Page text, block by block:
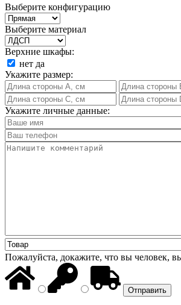
Выберите конфигурацию
Выберите материал
Верхние шкафы:
нет да
Укажите размер:
Укажите личные данные:
Пожалуйста, докажите, что вы человек,